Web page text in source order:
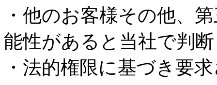
・他のお客様その他、
能性があると当社で判
・法的権限に基づき要